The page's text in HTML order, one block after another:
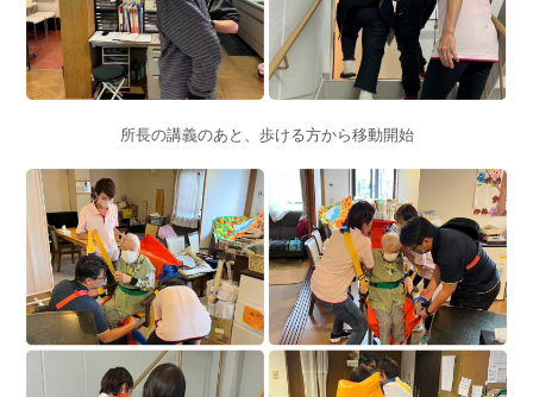
所長の講義のあと、歩ける方から移動開始